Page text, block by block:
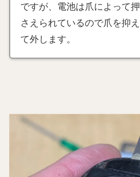
ですが、電池は爪によって押
さえられているので爪を抑え
て外します。